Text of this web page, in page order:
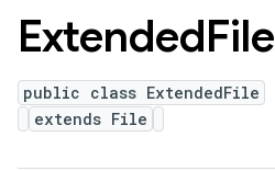
ExtendedFile
public class ExtendedFile
extends File